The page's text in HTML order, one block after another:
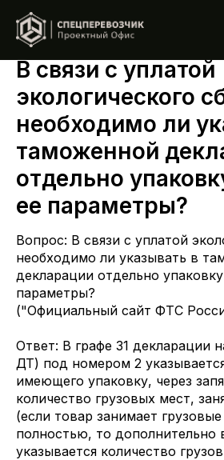
В связи с уплатой
экологического
необходимо ли
таможенной
отдельно
ее параметры?
Вопрос: В связи с уплатой
необходимо ли указывать в
декларации отдельно
параметры?
("Официальный сайт ФТС
Ответ: В графе 31 декларации
ДТ) под номером 2
имеющего упаковку, через
количество грузовых мест,
(если товар занимает
полностью, то дополнительно
указывается количество